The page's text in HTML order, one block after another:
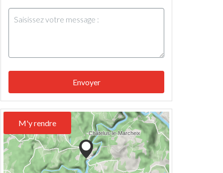
Envoyer
M'y rendre